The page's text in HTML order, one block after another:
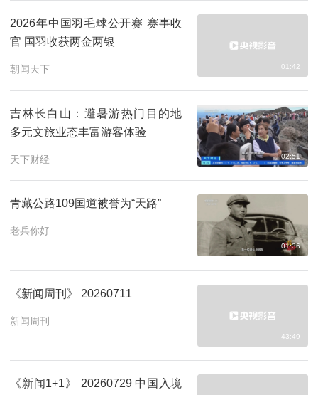
13:44 预约
2026年中国羽毛球公开赛 赛事收
官 国羽收获两金两银
朝闻天下 01:42
吉林长白山：避暑游热门目的地
多元文旅业态丰富游客体验
天下财经 02:51
青藏公路109国道被誉为“‌天路‌”
老兵你好
01:36
《新闻周刊》 20260711
新闻周刊
43:49
《新闻1+1》 20260729 中国入境